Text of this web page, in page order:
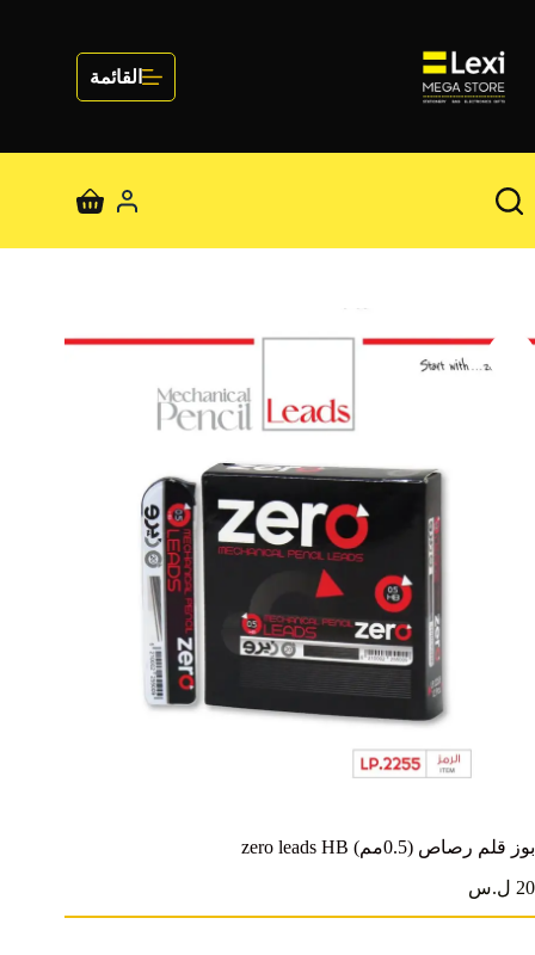
المحتوى
القائمة
عربة
بوز قلم رصاص (0.5مم) zero leads HB
20 ل.س